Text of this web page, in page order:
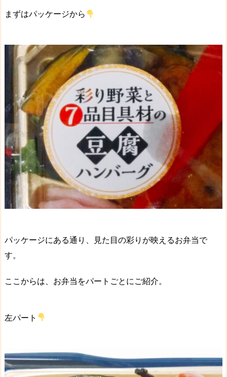
まずはパッケージから
パッケージにある通り、 見た目の彩りが映えるお弁当で
す。
ここからは、お弁当をパートごとにご紹介。
左パート